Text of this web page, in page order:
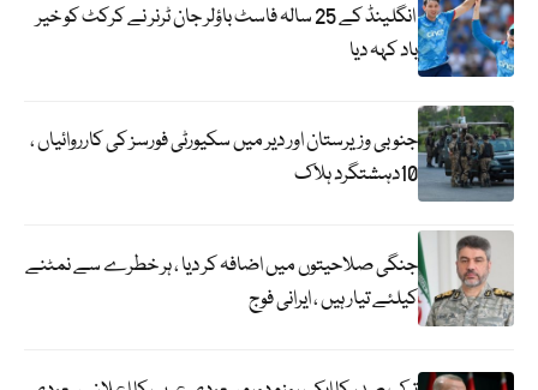
انگلینڈ کے 25 سالہ فاسٹ باؤلر جان ٹرنر نے کرکٹ کو خیر
باد کہہ دیا
جنوبی وزیرستان اور دیر میں سکیورٹی فورسز کی کارروائیاں ،
10دہشتگرد ہلاک
جنگی صلاحیتوں میں اضافہ کر دیا ، ہر خطرے سے نمٹنے
کیلئے تیار ہیں ، ایرانی فوج